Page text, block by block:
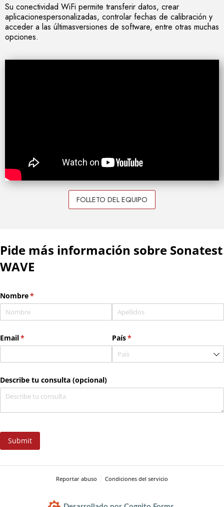
Su conectividad WiFi permite transferir datos, crear
aplicacionespersonalizadas, controlar fechas de calibración y
acceder a las últimasversiones de software, entre otras muchas
opciones.
FOLLETO DEL EQUIPO
Pide más información sobre Sonatest
WAVE
Nombre*
(necesario)
Email*
(necesario) País*
(necesario)
Describe tu consulta (opcional)
Submit
Reportar abuso Condiciones del servicio